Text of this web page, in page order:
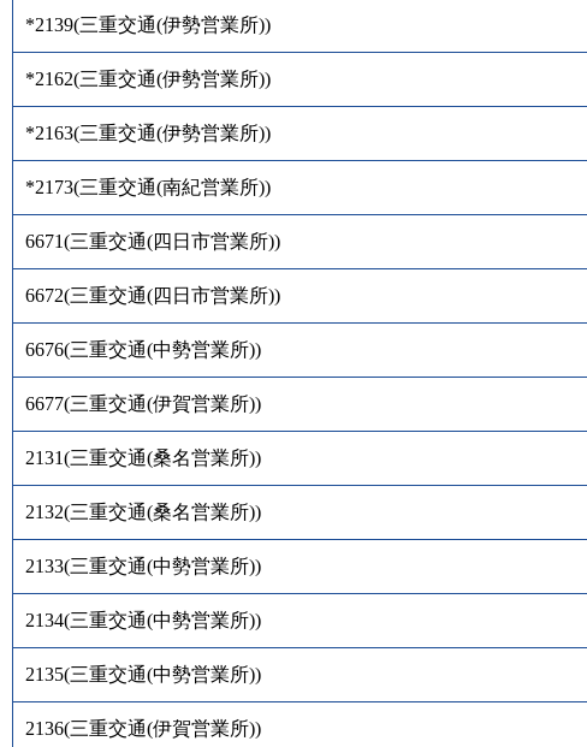
*2139(三重交通(伊勢営業所))
*2162(三重交通(伊勢営業所))
*2163(三重交通(伊勢営業所))
*2173(三重交通(南紀営業所))
6671(三重交通(四日市営業所))
6672(三重交通(四日市営業所))
6676(三重交通(中勢営業所))
6677(三重交通(伊賀営業所))
2131(三重交通(桑名営業所))
2132(三重交通(桑名営業所))
2133(三重交通(中勢営業所))
2134(三重交通(中勢営業所))
2135(三重交通(中勢営業所))
2136(三重交通(伊賀営業所))